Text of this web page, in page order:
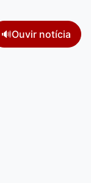
🔊Ouvir notícia